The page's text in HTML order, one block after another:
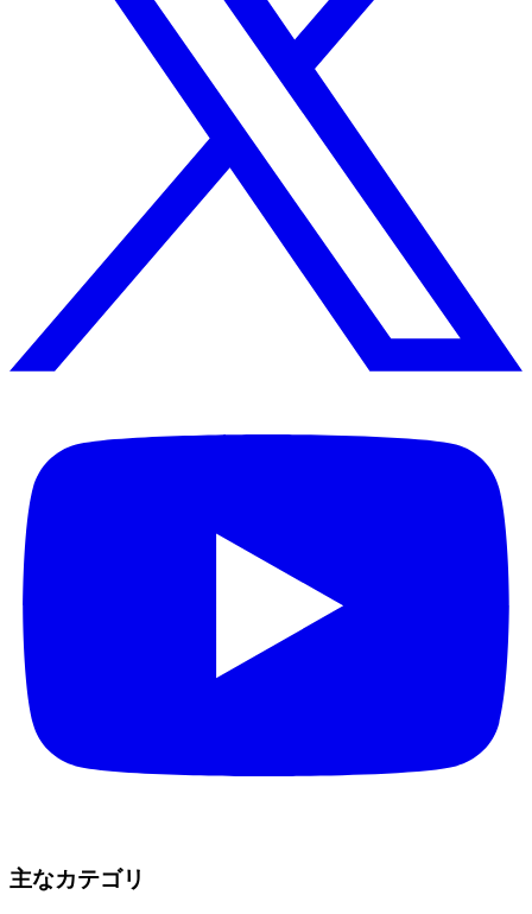
主なカテゴリ